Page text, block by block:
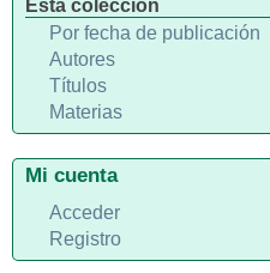
Esta colección
Por fecha de publicación
Autores
Títulos
Materias
Mi cuenta
Acceder
Registro